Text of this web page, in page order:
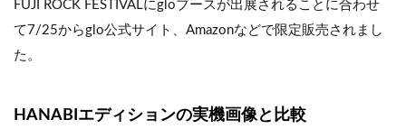
FUJI ROCK FESTIVALにgloブースが出展されることに合わせ
て7/25からglo公式サイト、Amazonなどで限定販売されまし
た。
HANABIエディションの実機画像と比較